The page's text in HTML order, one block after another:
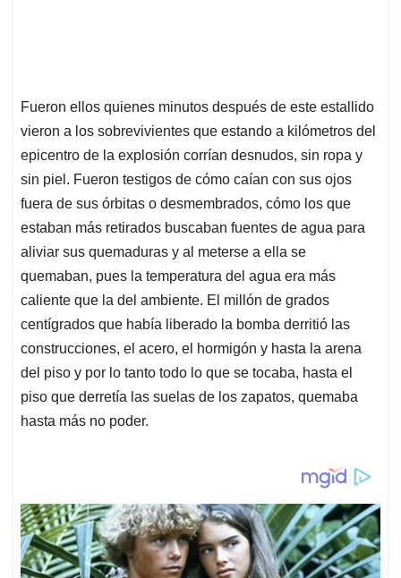
Fueron ellos quienes minutos después de este estallido
vieron a los sobrevivientes que estando a kilómetros del
epicentro de la explosión corrían desnudos, sin ropa y
sin piel. Fueron testigos de cómo caían con sus ojos
fuera de sus órbitas o desmembrados, cómo los que
estaban más retirados buscaban fuentes de agua para
aliviar sus quemaduras y al meterse a ella se
quemaban, pues la temperatura del agua era más
caliente que la del ambiente. El millón de grados
centígrados que había liberado la bomba derritió las
construcciones, el acero, el hormigón y hasta la arena
del piso y por lo tanto todo lo que se tocaba, hasta el
piso que derretía las suelas de los zapatos, quemaba
hasta más no poder.